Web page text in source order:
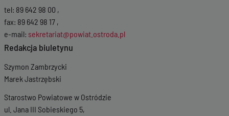
tel: 89 642 98 00 ,
fax: 89 642 98 17 ,
e-mail: sekretariat@powiat.ostroda.pl
Redakcja biuletynu
Szymon Zambrzycki
Marek Jastrzębski
Starostwo Powiatowe w Ostródzie
ul. Jana III Sobieskiego 5,